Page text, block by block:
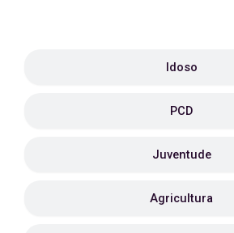
Idoso
PCD
Juventude
Agricultura